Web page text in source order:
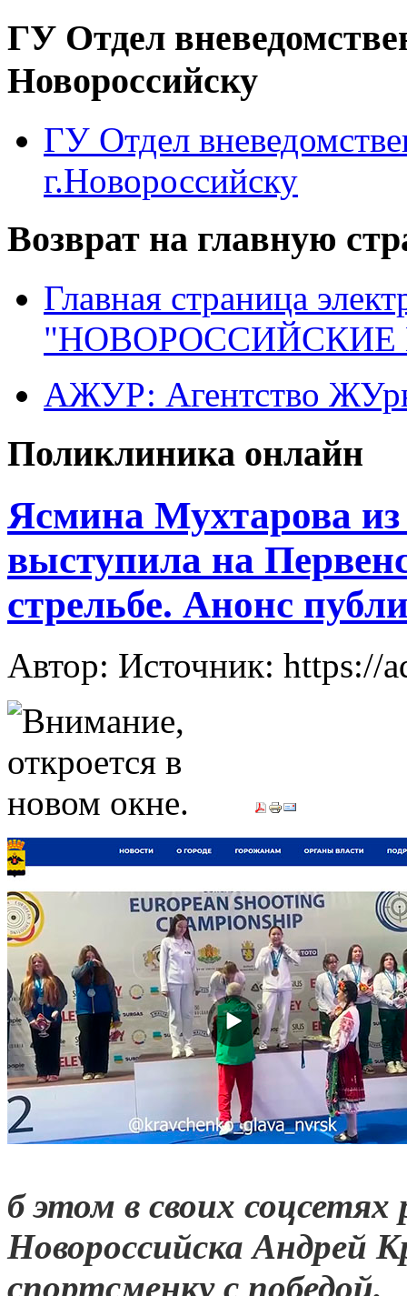
ГУ Отдел
Новороссийску
ГУ Отдел
г.Новороссийску
Возврат на главную
Главная страница
"НОВОРОССИЙСКИЕ
АЖУР: Агентство
Поликлиника онлайн
Ясмина Мухтарова
выступила на
стрельбе. Анонс
Автор: Источник: https://
б этом в своих соцсетях
Новороссийска Андрей
спортсменку с победой.